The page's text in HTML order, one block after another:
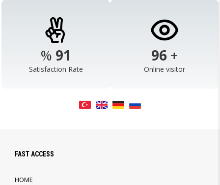
% 98
Satisfaction Rate
103 +
Online visitor
FAST ACCESS
HOME